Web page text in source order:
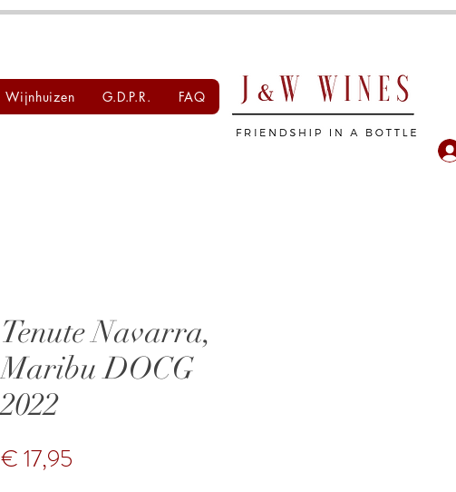
Wijnhuizen G.D.P.R. FAQ
Tenute Navarra,
Maribu DOCG
2022
€ 17,95